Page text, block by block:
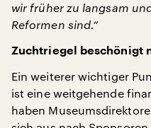
wir früher zu langsam
Reformen sind.“
Zuchtriegel beschönigt
Ein weiterer wichtiger
ist eine weitgehende
haben